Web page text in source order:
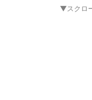
▼スクロ